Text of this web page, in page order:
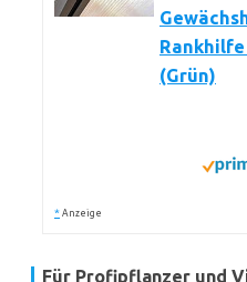
(Grün)
* Anzeige
Für Profipflanzer und